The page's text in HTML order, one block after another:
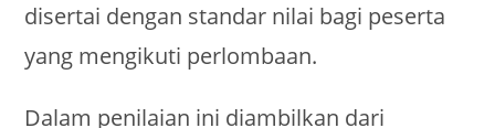
disertai dengan standar nilai bagi peserta
yang mengikuti perlombaan.
Dalam penilaian ini diambilkan dari